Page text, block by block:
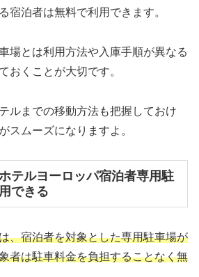
宿泊者は無料で利用できます。
場とは利用方法や入庫手順が異なる
おくことが大切です。
ルまでの移動方法も把握しておけ
スムーズになりますよ。
テルヨーロッパ宿泊者専用駐
できる
、宿泊者を対象とした専用駐車場が
者は駐車料金を負担することなく無